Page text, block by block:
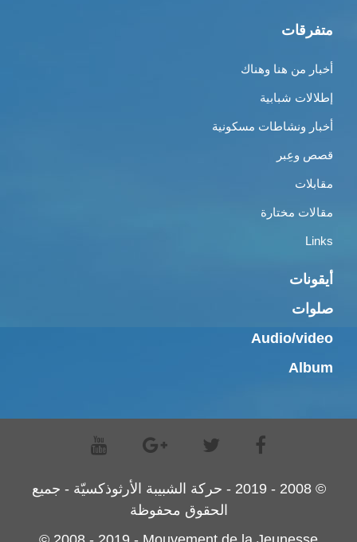
متفرقات
أخبار من هنا وهناك
إطلالات شبابية
أخبار ونشاطات مسكونية
قصص وعِبر
مقابلات
مقالات مختارة
Links
أيقونات
صلوات
Audio/video
Album
© 2008 - 2019 - حركة الشبيبة الأرثوذكسيّة - جميع
الحقوق محفوظة